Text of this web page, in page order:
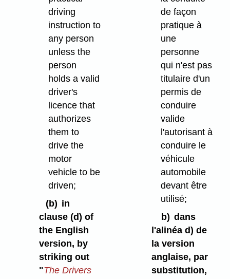
driving
instruction to
any person
unless the
person
holds a valid
driver's
licence that
authorizes
them to
drive the
motor
vehicle to be
driven;
(b) in
clause (d) of
the English
version, by
striking out
"The Drivers
de façon
pratique à
une
personne
qui n'est pas
titulaire d'un
permis de
conduire
valide
l'autorisant à
conduire le
véhicule
automobile
devant être
utilisé;
b) dans
l'alinéa d) de
la version
anglaise, par
substitution,